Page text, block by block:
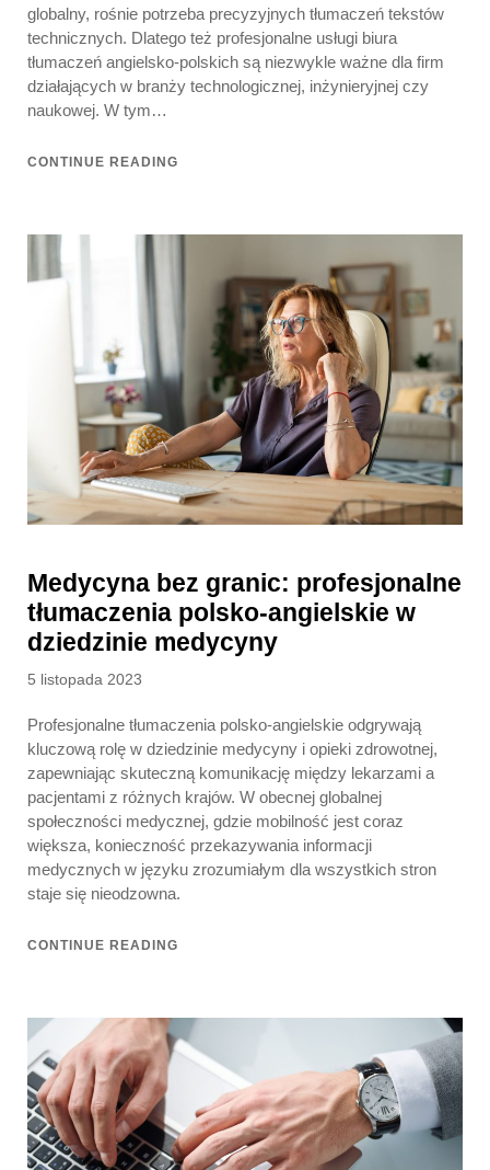
globalny, rośnie potrzeba precyzyjnych tłumaczeń tekstów
technicznych. Dlatego też profesjonalne usługi biura
tłumaczeń angielsko-polskich są niezwykle ważne dla firm
działających w branży technologicznej, inżynieryjnej czy
naukowej. W tym…
CONTINUE READING
Medycyna bez granic: profesjonalne
tłumaczenia polsko-angielskie w
dziedzinie medycyny
Posted
5 listopada 2023
Profesjonalne tłumaczenia polsko-angielskie odgrywają
kluczową rolę w dziedzinie medycyny i opieki zdrowotnej,
zapewniając skuteczną komunikację między lekarzami a
pacjentami z różnych krajów. W obecnej globalnej
społeczności medycznej, gdzie mobilność jest coraz
większa, konieczność przekazywania informacji
medycznych w języku zrozumiałym dla wszystkich stron
staje się nieodzowna.
CONTINUE READING